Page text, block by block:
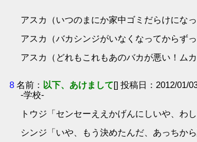
アスカ（いつのまにか家中ゴミだらけにな
アスカ（バカシンジがいなくなってからず
アスカ（どれもこれもあのバカが悪い！ム
8 名前： 以下、あけまして[] 投稿日：2012/01/
-学校-
トウジ「センセーええかげんにしいや、わ
シンジ「いや、もう決めたんだ、あっちか